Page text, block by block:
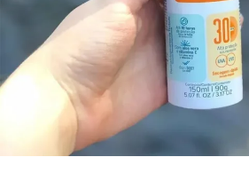
outros ainda apresentam índices
recomendados.
No Rio Grande do Sul, as coberturas
Pentavalente: 91%